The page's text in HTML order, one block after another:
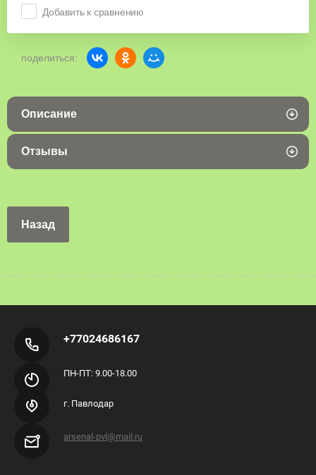
Добавить к сравнению
поделиться:
Описание
Отзывы
Назад
+77024686167
ПН-ПТ: 9.00-18.00
г. Павлодар
arsenal-pvl@mail.ru